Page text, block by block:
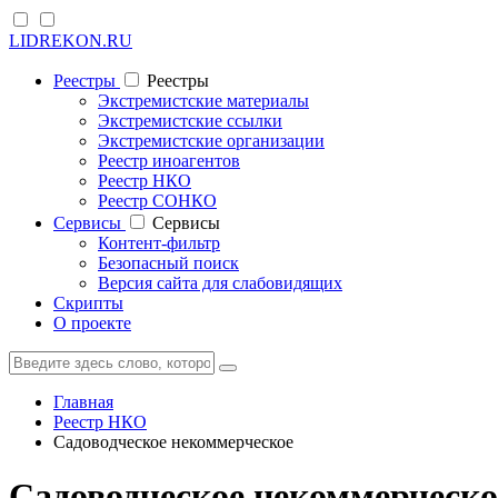
LIDREKON.RU
Реестры
Реестры
Экстремистские материалы
Экстремистские ссылки
Экстремистские организации
Реестр иноагентов
Реестр НКО
Реестр СОНКО
Cервисы
Cервисы
Контент-фильтр
Безопасный поиск
Версия сайта для слабовидящих
Скрипты
О проекте
Главная
Реестр НКО
Садоводческое некоммерческое